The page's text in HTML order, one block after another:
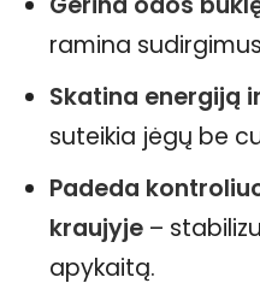
ramina
Skatina energiją
suteikia jėgų be
Padeda
kraujyje –
apykaitą.